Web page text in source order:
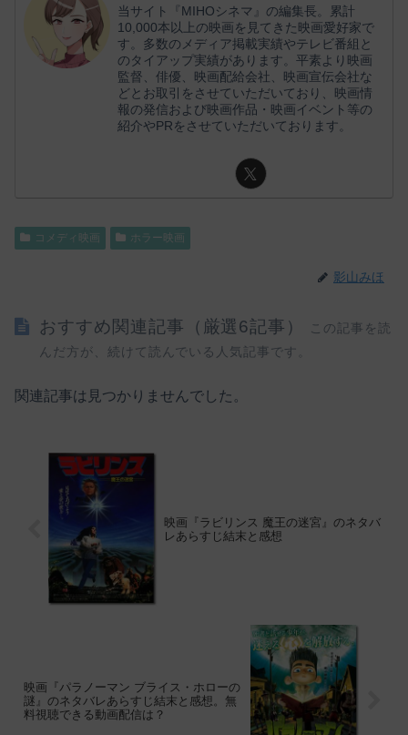
当サイト『MIHOシネマ』の編集長。累計
10,000本以上の映画を見てきた映画愛好家で
す。多数のメディア掲載実績やテレビ番組と
のタイアップ実績があります。平素より映画
監督、俳優、映画配給会社、映画宣伝会社な
どとお取引をさせていただいており、映画情
報の発信および映画作品・映画イベント等の
紹介やPRをさせていただいております。
コメディ映画 ホラー映画
影山みほ
おすすめ関連記事（厳選6記事）
この記事を読
んだ方が、続けて読んでいる人気記事です。
関連記事は見つかりませんでした。
映画『ラビリンス 魔王の迷宮』のネタバ
レあらすじ結末と感想
映画『パラノーマン ブライス・ホローの
謎』のネタバレあらすじ結末と感想。無
料視聴できる動画配信は？